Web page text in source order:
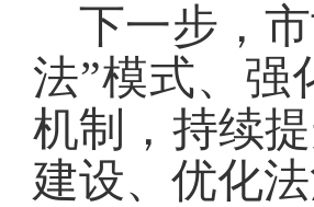
下一步，
法”模式、强
机制，持续
建设、优化